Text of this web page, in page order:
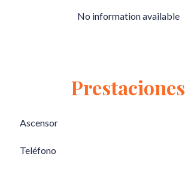
No information available
Prestaciones
Ascensor
Teléfono